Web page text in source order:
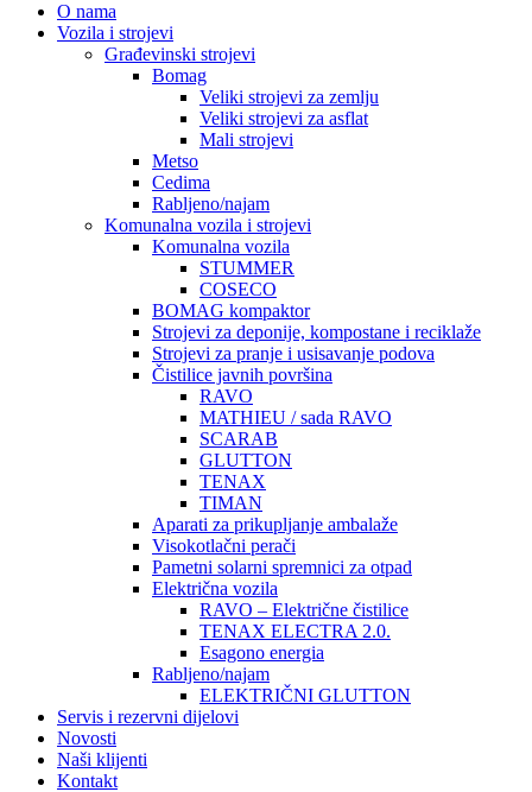
O nama
Vozila i strojevi
Građevinski strojevi
Bomag
Veliki strojevi za zemlju
Veliki strojevi za asflat
Mali strojevi
Metso
Cedima
Rabljeno/najam
Komunalna vozila i strojevi
Komunalna vozila
STUMMER
COSECO
BOMAG kompaktor
Strojevi za deponije, kompostane i reciklaže
Strojevi za pranje i usisavanje podova
Čistilice javnih površina
RAVO
MATHIEU / sada RAVO
SCARAB
GLUTTON
TENAX
TIMAN
Aparati za prikupljanje ambalaže
Visokotlačni perači
Pametni solarni spremnici za otpad
Električna vozila
RAVO – Električne čistilice
TENAX ELECTRA 2.0.
Esagono energia
Rabljeno/najam
ELEKTRIČNI GLUTTON
Servis i rezervni dijelovi
Novosti
Naši klijenti
Kontakt